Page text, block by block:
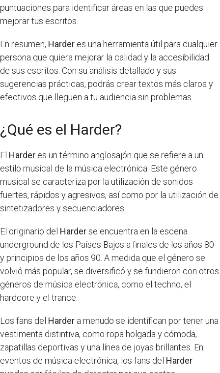
puntuaciones para identificar áreas en las que puedes
mejorar tus escritos.
En resumen, Harder es una herramienta útil para cualquier
persona que quiera mejorar la calidad y la accesibilidad
de sus escritos. Con su análisis detallado y sus
sugerencias prácticas, podrás crear textos más claros y
efectivos que lleguen a tu audiencia sin problemas.
¿Qué es el Harder?
El Harder es un término anglosajón que se refiere a un
estilo musical de la música electrónica. Este género
musical se caracteriza por la utilización de sonidos
fuertes, rápidos y agresivos, así como por la utilización de
sintetizadores y secuenciadores.
El originario del Harderse encuentra en la escena
underground de los Países Bajos a finales de los años 80
y principios de los años 90. A medida que el género se
volvió más popular, se diversificó y se fundieron con otros
géneros de música electrónica, como el techno, el
hardcore y el trance.
Los fans del Harder a menudo se identifican por tener una
vestimenta distintiva, como ropa holgada y cómoda,
zapatillas deportivas y una línea de joyas brillantes. En
eventos de música electrónica, los fans del Harder